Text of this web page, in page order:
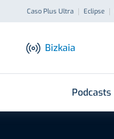
Caso Plus Ultra Eclipse
Bizkaia
Podcasts